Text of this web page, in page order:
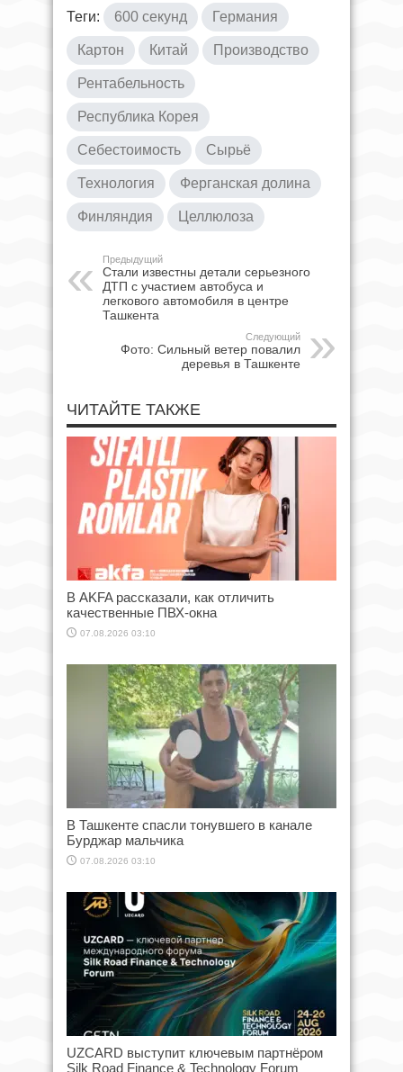
Теги: 600 секунд Германия
Картон Китай Производство
Рентабельность
Республика Корея
Себестоимость Сырьё
Технология Ферганская долина
Финляндия Целлюлоза
Предыдущий
Стали известны детали серьезного
ДТП с участием автобуса и
легкового автомобиля в центре
Ташкента
Следующий
Фото: Сильный ветер повалил
деревья в Ташкенте
ЧИТАЙТЕ ТАКЖЕ
В AKFA рассказали, как отличить
качественные ПВХ-окна
07.08.2026 03:10
В Ташкенте спасли тонувшего в канале
Бурджар мальчика
07.08.2026 03:10
UZCARD выступит ключевым партнёром
Silk Road Finance & Technology Forum